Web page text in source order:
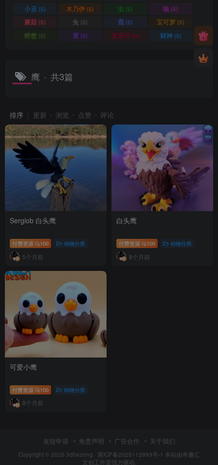
小丑 (5) 木乃伊 (5) 虫 (5) 狼 (5)
蘑菇(5) 兔 (5) 鹿 (5) 宝可梦 (5)
螃蟹 (5) 屋 (5) 无牙仔 (5) 财神 (5)
鹰 共3篇
排序 更新 浏览 点赞 评论
Sergiob 白头鹰
付费资源 100 动物分类
5个月前
白头鹰
付费资源 100 动物分类
8个月前
可爱小鹰
付费资源 100 动物分类
8个月前
友链申请 免责声明 广告合作 关于我们
Copyright © 2025 3dhezong · 冀ICP备2025112993号-1 本站由奇趣汇
文创工作室强力驱动.